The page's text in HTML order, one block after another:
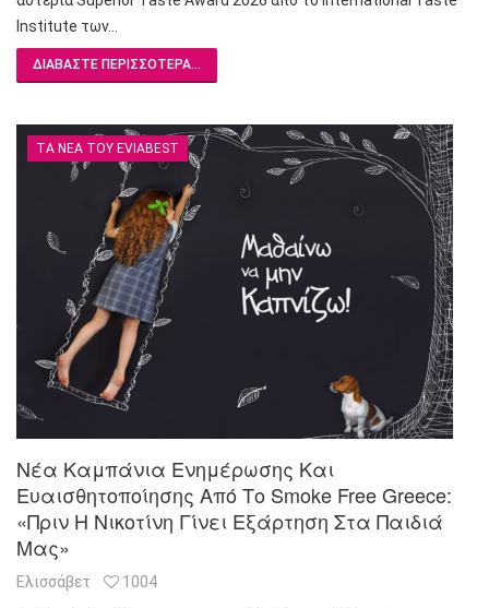
Institute των…
ΔΙΑΒΆΣΤΕ ΠΕΡΙΣΣΌΤΕΡΑ...
ΤΑ ΝΈΑ ΤΟΥ EVIABEST
Νέα Καμπάνια Ενημέρωσης Και
Ευαισθητοποίησης Από Το Smoke Free Greece:
«Πριν Η Νικοτίνη Γίνει Εξάρτηση Στα Παιδιά
Μας»
Ελισσάβετ 1004